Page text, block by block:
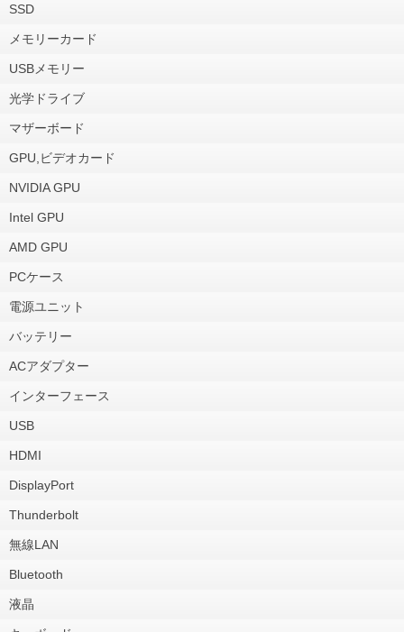
SSD
メモリーカード
USBメモリー
光学ドライブ
マザーボード
GPU,ビデオカード
NVIDIA GPU
Intel GPU
AMD GPU
PCケース
電源ユニット
バッテリー
ACアダプター
インターフェース
USB
HDMI
DisplayPort
Thunderbolt
無線LAN
Bluetooth
液晶